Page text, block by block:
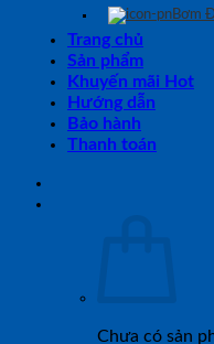
Bơm
Trang chủ
Sản phẩm
Khuyến mãi Hot
Hướng dẫn
Bảo hành
Thanh toán
Chưa có sản